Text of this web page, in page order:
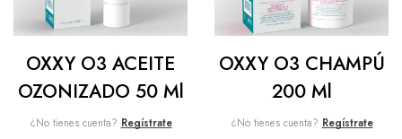
OXXY O3 ACEITE
OZONIZADO 50 Ml
¿No tienes cuenta? Regístrate
OXXY O3 CHAMPÚ
200 Ml
¿No tienes cuenta? Regístrate